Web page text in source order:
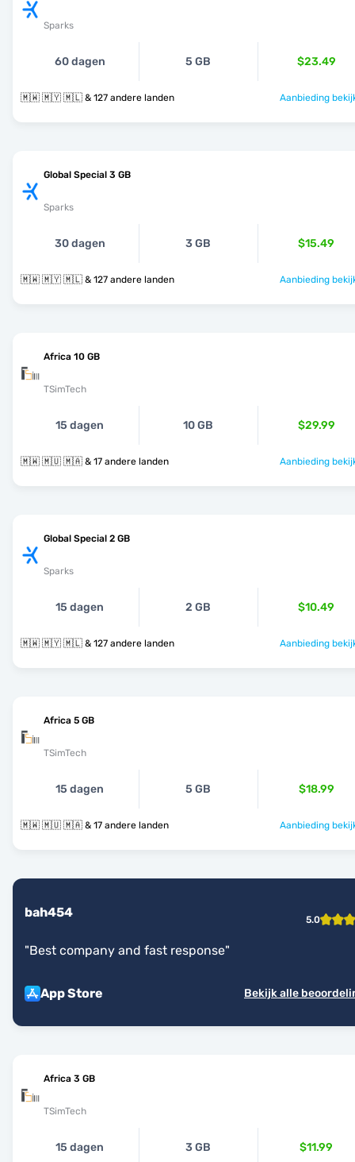
Sparks
60 dagen 5 GB $23.49
🇲🇼 🇲🇾 🇲🇱 & 127 andere landen Aanbieding
Global Special 3 GB
Sparks
30 dagen 3 GB $15.49
🇲🇼 🇲🇾 🇲🇱 & 127 andere landen Aanbieding
Africa 10 GB
TSimTech
15 dagen 10 GB $29.99
🇲🇼 🇲🇺 🇲🇦 & 17 andere landen Aanbieding
Global Special 2 GB
Sparks
15 dagen 2 GB $10.49
🇲🇼 🇲🇾 🇲🇱 & 127 andere landen Aanbieding
Africa 5 GB
TSimTech
15 dagen 5 GB $18.99
🇲🇼 🇲🇺 🇲🇦 & 17 andere landen Aanbieding
bah454 5.0
"Best company and fast response"
App Store Bekijk alle
Africa 3 GB
TSimTech
15 dagen 3 GB $11.99